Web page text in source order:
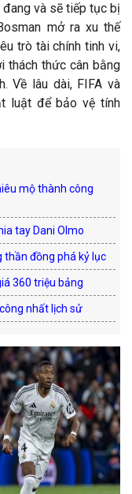
đang và sẽ tiếp tục bị
mở ra xu thế
trò tài chính tinh vi,
thách thức cân bằng
Về lâu dài, FIFA và
luật để bảo vệ tính
mộ thành công
tay Dani Olmo
thần đồng phá kỷ lục
360 triệu bảng
nhất lịch sử